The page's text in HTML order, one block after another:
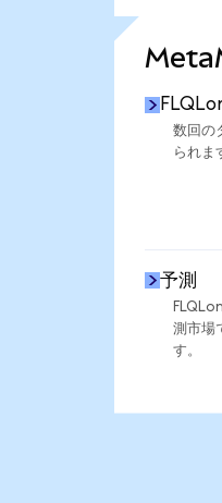
数回の
られま
予測
測市場
す。